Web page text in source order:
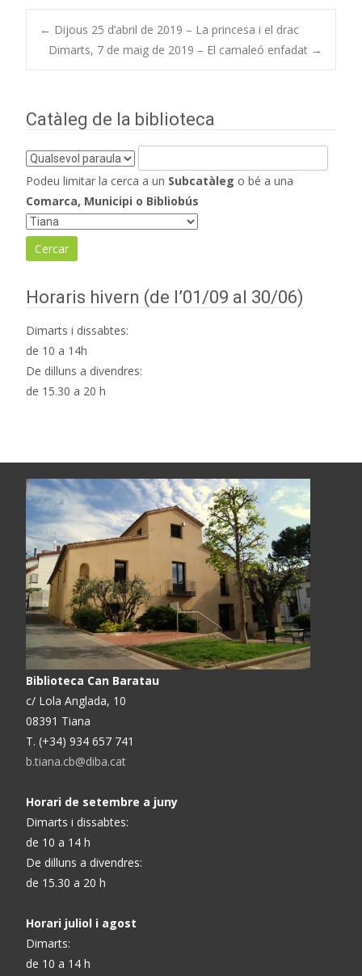
Navegació
← Dijous 25 d’abril de 2019 – La princesa i el drac
Dimarts, 7 de maig de 2019 – El camaleó enfadat →
Catàleg de la biblioteca
Podeu limitar la cerca a un Subcatàleg o bé a una
Comarca, Municipi o Bibliobús
Horaris hivern (de l’01/09 al 30/06)
Dimarts i dissabtes:
de 10 a 14h
De dilluns a divendres:
de 15.30 a 20 h
Biblioteca Can Baratau
c/ Lola Anglada, 10
08391 Tiana
T. (+34) 934 657 741
b.tiana.cb@diba.cat
Horari de setembre a juny
Dimarts i dissabtes:
de 10 a 14 h
De dilluns a divendres:
de 15.30 a 20 h
Horari juliol i agost
Dimarts:
de 10 a 14 h